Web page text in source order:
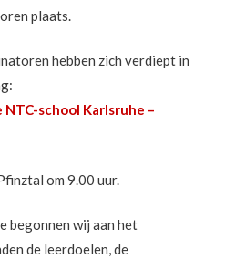
plaats.
hebben zich verdiept in
school Karlsruhe –
om 9.00 uur.
begonnen wij aan het
de leerdoelen, de